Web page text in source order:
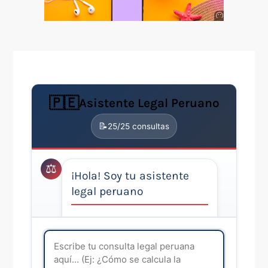
🇵🇪Asistente Legal Peruano
📝25/25 consultas
⚖️
¡Hola! Soy tu asistente
legal peruano
Puedo orientarte en temas
como: